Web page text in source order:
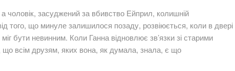
чоловік, засуджений за вбивство Ейприл, колишній
того, що минуле залишилося позаду, розвіюється, коли в двері
бути невинним. Коли Ганна відновлює зв’язки зі старими
всім друзям, яких вона, як думала, знала, є що